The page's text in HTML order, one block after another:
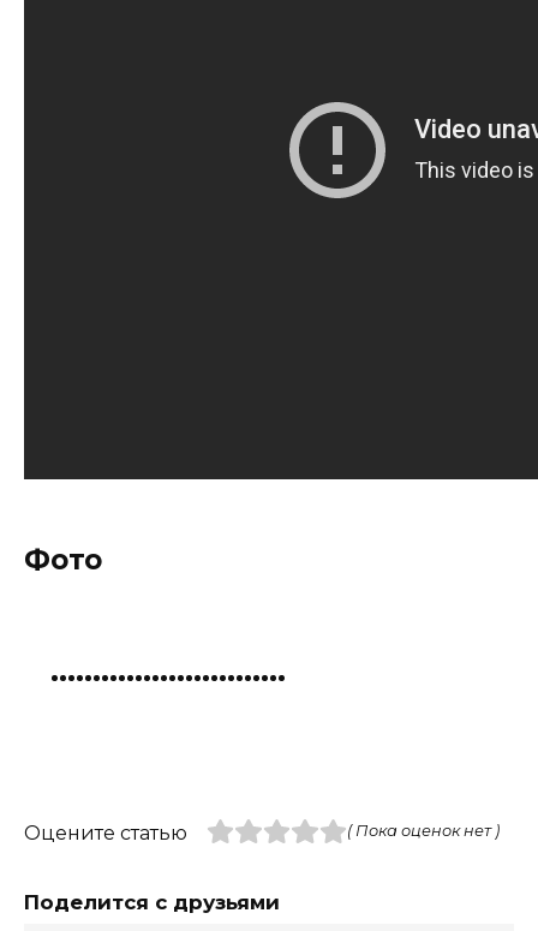
Фото
Оцените статью ( Пока оценок нет )
Поделится с друзьями